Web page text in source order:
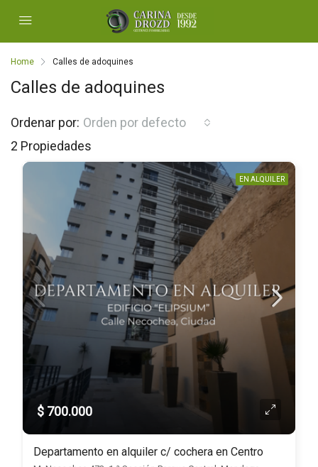
Home Calles de adoquines
Calles de adoquines
2 Propiedades
Ordenar por: Orden por defecto
EN ALQUILER
$ 700.000
Departamento en alquiler c/ cochera en Centro